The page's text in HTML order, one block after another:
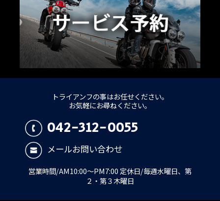
トライアンフの事はお任せください。
お気軽にお尋ねください。
042-312-0055
メールお問い合わせ
営業時間/AM10:00～PM7:00 定休日/毎週水曜日、第
２・第３木曜日